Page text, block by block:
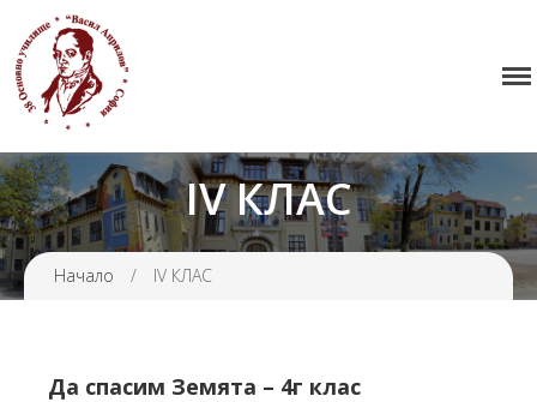
Нормативна уредба
Прием
Контакти
IV КЛАС
Начало / IV КЛАС
Да спасим Земята – 4г клас